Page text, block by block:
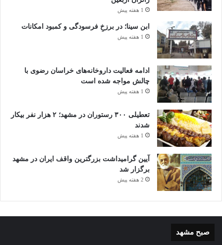
1 هفته پیش
ابن سینا؛ در برزخِ فرسودگی و کمبود امکانات
1 هفته پیش
ادامه فعالیت داروخانه‌های خراسان رضوی با
چالش مواجه شده است
1 هفته پیش
تعطیلی ۳۰۰ رستوران در مشهد؛ ۲ هزار نفر بیکار
شدند
1 هفته پیش
آیین گرامیداشت بزرگترین واقف ایران در مشهد
برگزار شد
2 هفته پیش
صبح مشهد